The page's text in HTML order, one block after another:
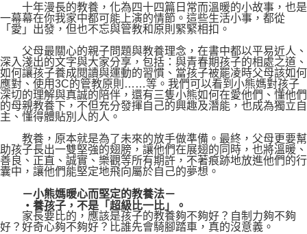
十年漫長的教養，化為四十四篇日常而溫暖的小故事，也是
一幕幕在你我家中都可能上演的情節。這些生活小事，都從
「愛」出發，但也不忘與管教和原則緊緊相扣。
父母最關心的親子問題與教養理念，在書中都以平易近人、
深入淺出的文字與大家分享，包括：與青春期孩子的相處之道、
如何讓孩子養成閱讀與運動的習慣、當孩子被罷凌時父母該如何
應對、使用3C的管教原則……等。我們可以看到小熊媽對孩子
深切的理解與真誠的陪伴，還有三隻小熊如何在愛他們、懂他們
的母親教養下，不但充分發揮自己的興趣及潛能，也成為獨立自
主、懂得體貼別人的人。
教養，原本就是為了未來的放手做準備。最終，父母更要幫
助孩子長出一雙堅強的翅膀，讓他們在展翅的同時，也將溫暖、
善良、正直、誠實、樂觀等所有期許，不著痕跡地放進他們的行
囊中，讓他們能堅定地飛向屬於自己的夢想。
－小熊媽暖心而堅定的教養法－
‧養孩子，不是「超級比一比」。
家長要比的，應該是孩子的教養夠不夠好？自制力夠不夠
好？好奇心夠不夠好？比誰先會騎腳踏車，真的沒意義。